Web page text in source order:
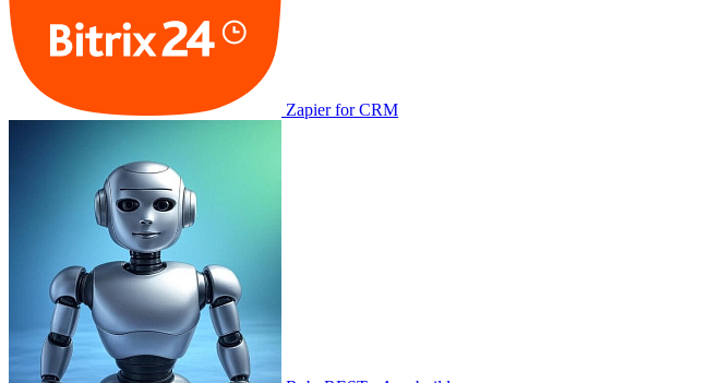
Zapier for CRM